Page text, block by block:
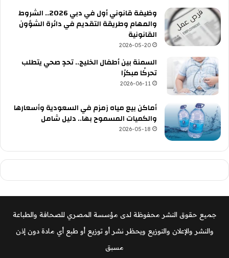
وظيفة قانوني أول في دبي 2026.. الشروط
والمهام وطريقة التقديم في دائرة الشؤون
القانونية
2026-05-20
السمنة بين أطفال الخليج.. تحدٍ صحي يتطلب
تحركًا مبكرًا
2026-06-11
أماكن بيع مياه زمزم في السعودية وأسعارها
والكميات المسموح بها.. دليل شامل
2026-05-18
جميع حقوق النشر محفوظة لدى مؤسسة المصري للصحافة والطباعة
والنشر والإعلان والتوزيع ويحظر نشر أو توزيع أو طبع أي مادة دون إذن
مسبق